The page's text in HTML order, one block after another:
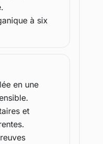
à six
en une
et